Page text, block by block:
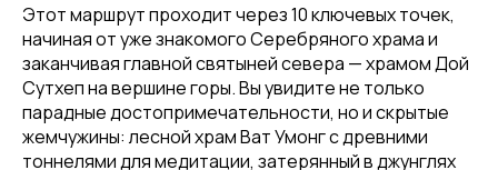
Этот маршрут проходит через 10 ключевых точек,
начиная от уже знакомого Серебряного храма и
заканчивая главной святыней севера — храмом Дой
Сутхеп на вершине горы. Вы увидите не только
парадные достопримечательности, но и скрытые
жемчужины: лесной храм Ват Умонг с древними
тоннелями для медитации, затерянный в джунглях